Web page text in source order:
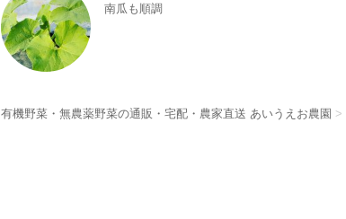
南瓜も順調
有機野菜・無農薬野菜の通販・宅配・農家直送 あいうえお農園 >